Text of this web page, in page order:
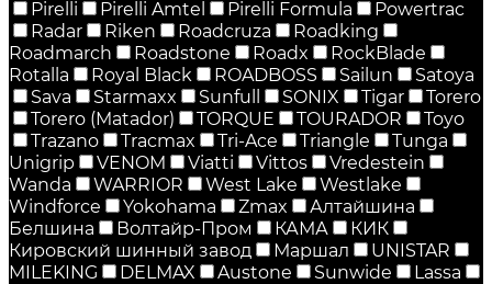
Pirelli
Pirelli Amtel Pirelli Formula
Powertrac
Radar
Riken Roadcruza
Roadking
Roadmarch
Roadstone Roadx
RockBlade
Rotalla
Royal Black ROADBOSS Sailun
Satoya
Sava
Starmaxx Sunfull SONIX Tigar
Torero
Torero (Matador)
TORQUE TOURADOR
Toyo
Trazano
Tracmax Tri-Ace Triangle
Tunga
Unigrip
VENOM Viatti Vittos
Vredestein
Wanda
WARRIOR West Lake
Westlake
Windforce
Yokohama Zmax
Алтайшина
Белшина
Волтайр-Пром КАМА
КИК
Кировский шинный завод
Маршал
UNISTAR
MILEKING
DELMAX Austone Sunwide
Lassa